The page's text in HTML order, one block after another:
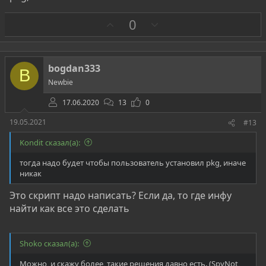
а
0
р
о
в
B bogdan333
Newbie
17.06.2020
13
0
19.05.2021
#13
Kondit сказал(а):
тогда надо будет чтобы пользователь установил pkg, иначе
никак
Это скрипт надо написать? Если да, то где инфу
найти как все это сделать
Shoko сказал(а):
Можно, и скажу более, такие решения давно есть. (SpyNot,